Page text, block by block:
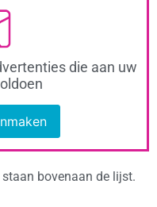
die aan uw
bovenaan de lijst.